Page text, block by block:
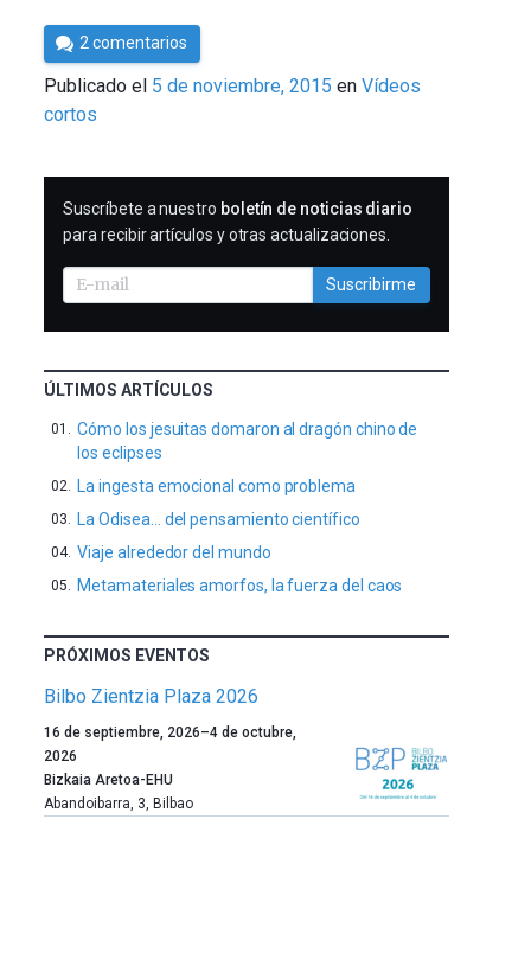
Por
César
Tomé
2 comentarios
Publicado el 5 de noviembre, 2015 enVídeos
cortos
SUSCRIBIRME
Suscríbete a nuestro boletín de noticias diario
para recibir artículos y otras actualizaciones.
Suscribirme
ÚLTIMOS ARTÍCULOS
Cómo los jesuitas domaron al dragón chino de
los eclipses
La ingesta emocional como problema
La Odisea… del pensamiento científico
Viaje alrededor del mundo
Metamateriales amorfos, la fuerza del caos
PRÓXIMOS EVENTOS
Bilbo Zientzia Plaza 2026
Un
año
más,
Bilbao
16 de septiembre, 2026–4 de octubre,
2026
Bizkaia Aretoa-EHU
Abandoibarra, 3, Bilbao